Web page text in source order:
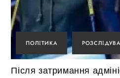
ПОЛІТИКА
Після затримання